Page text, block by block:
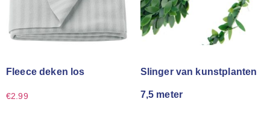
Fleece deken los
€2.99
Slinger van kunstplanten
7,5 meter